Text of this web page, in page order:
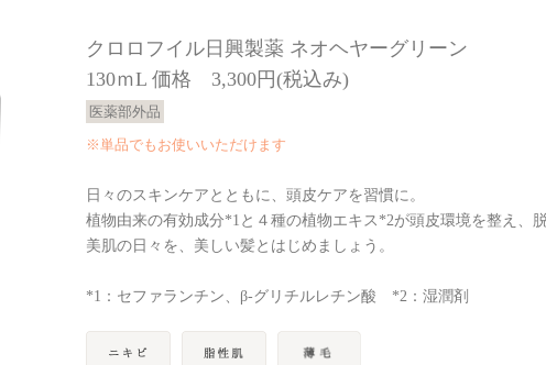
クロロフイル日興製薬 ネオヘヤーグリーン
130ｍL 価格 3,300円(税込み)
医薬部外品
※単品でもお使いいただけます
日々のスキンケアとともに、頭皮ケアを習慣に。
植物由来の有効成分*1と４種の植物エキス*2が頭皮環境を整え、
美肌の日々を、美しい髪とはじめましょう。
*1：セファランチン、β-グリチルレチン酸 *2：湿潤剤